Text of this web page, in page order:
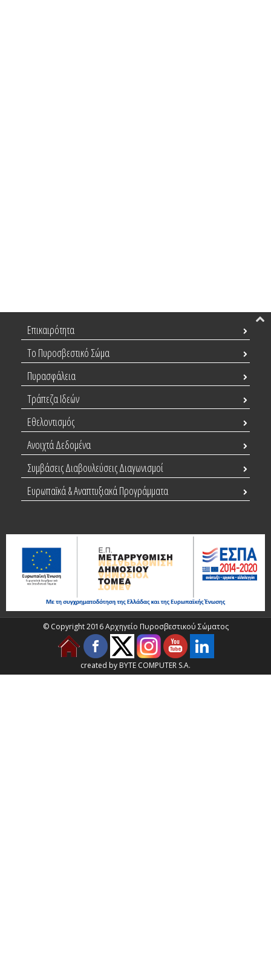
Επικαιρότητα
Το Πυροσβεστικό Σώμα
Πυρασφάλεια
Τράπεζα Ιδεών
Εθελοντισμός
Ανοιχτά Δεδομένα
Συμβάσεις Διαβουλεύσεις Διαγωνισμοί
Ευρωπαϊκά & Αναπτυξιακά Προγράμματα
© Copyright 2016 Αρχηγείο Πυροσβεστικού Σώματος
created by BYTE COMPUTER S.A.